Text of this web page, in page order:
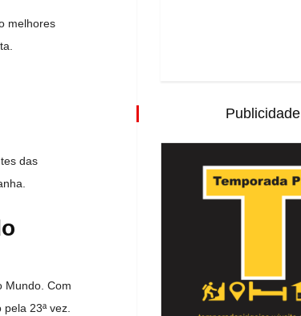
melhores
das
Mundo. Com
23ª vez.
Publicidade